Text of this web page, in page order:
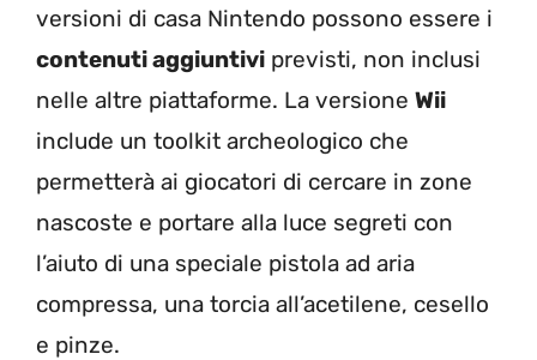
versioni di casa Nintendo possono essere i
contenuti aggiuntivi previsti, non inclusi
nelle altre piattaforme. La versione Wii
include un toolkit archeologico che
permetterà ai giocatori di cercare in zone
nascoste e portare alla luce segreti con
l’aiuto di una speciale pistola ad aria
compressa, una torcia all’acetilene, cesello
e pinze.